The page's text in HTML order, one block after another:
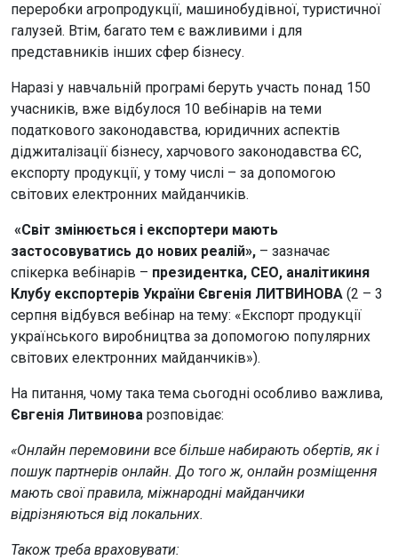
переробки агропродукції, машинобудівної, туристичної
галузей. Втім, багато тем є важливими і для
представників інших сфер бізнесу.
Наразі у навчальній програмі беруть участь понад 150
учасників, вже відбулося 10 вебінарів на теми
податкового законодавства, юридичних аспектів
діджиталізації бізнесу, харчового законодавства ЄС,
експорту продукції, у тому числі – за допомогою
світових електронних майданчиків.
«Світ змінюється і експортери мають
застосовуватись до нових реалій», – зазначає
спікерка вебінарів – президентка, СЕО, аналітикиня
Клубу експортерів України Євгенія ЛИТВИНОВА (2 – 3
серпня відбувся вебінар на тему: «Експорт продукції
українського виробництва за допомогою популярних
світових електронних майданчиків»).
На питання, чому така тема сьогодні особливо важлива,
Євгенія Литвинова розповідає:
«Онлайн перемовини все більше набирають обертів, як і
пошук партнерів онлайн. До того ж, онлайн розміщення
мають свої правила, міжнародні майданчики
відрізняються від локальних.
Також треба враховувати: